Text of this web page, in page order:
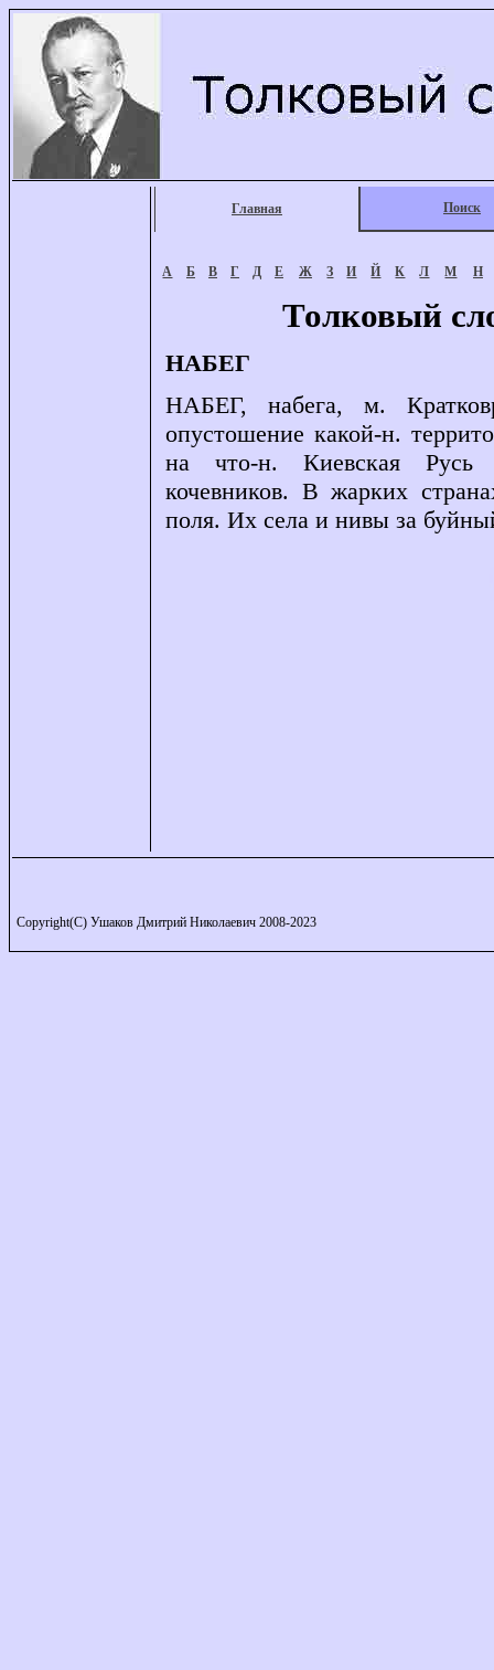
Главная Поиск
А Б В Г Д Е Ж З И Й К Л М Н
Толковый
НАБЕГ
НАБЕГ, набега, м.
опустошение какой-н.
на что-н. Киевская Русь
кочевников. В жарких
поля. Их села и нивы за
Copyright(C) Ушаков Дмитрий Николаевич 2008-2023